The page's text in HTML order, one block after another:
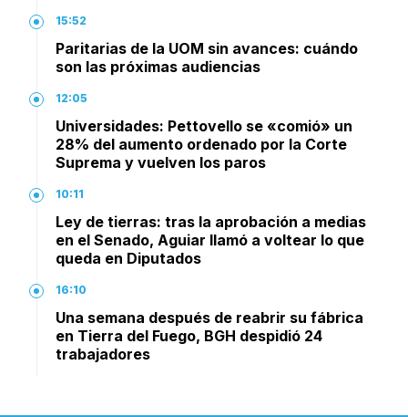
15:52
Paritarias de la UOM sin avances: cuándo
son las próximas audiencias
12:05
Universidades: Pettovello se «comió» un
28% del aumento ordenado por la Corte
Suprema y vuelven los paros
10:11
Ley de tierras: tras la aprobación a medias
en el Senado, Aguiar llamó a voltear lo que
queda en Diputados
16:10
Una semana después de reabrir su fábrica
en Tierra del Fuego, BGH despidió 24
trabajadores